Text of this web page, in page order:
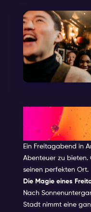
DIE
Ein Freitagabend in
Abenteuer zu
seinen perfekten Ort.
Die Magie eines
Nach
Stadt nimmt eine